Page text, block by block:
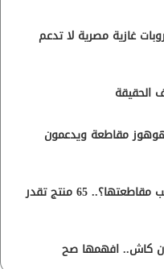
غازية مصرية لا تدعم
مقاطعة ويدعمون
ما هي المنتجات الإسرائيلية التي يجب مقاطعتها؟.. 65 منتج تقدر
كاش.. افهمها صح